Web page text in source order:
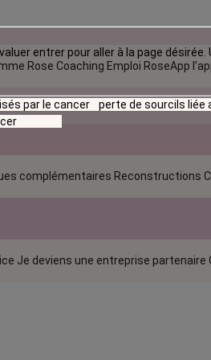
Rose Coaching Emploi RoseApp
complémentaires Reconstructions
Je deviens une entreprise partenaire
entrer pour aller à la page
par le cancer perte de sourcils liée